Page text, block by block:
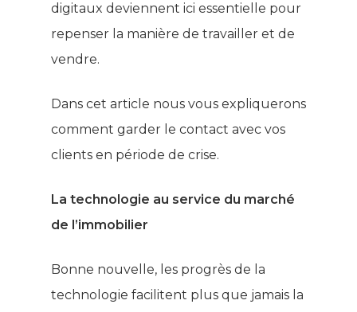
digitaux deviennent ici essentielle pour
repenser la manière de travailler et de
vendre.
Dans cet article nous vous expliquerons
comment garder le contact avec vos
clients en période de crise.
La technologie au service du marché
de l’immobilier
Bonne nouvelle, les progrès de la
technologie facilitent plus que jamais la